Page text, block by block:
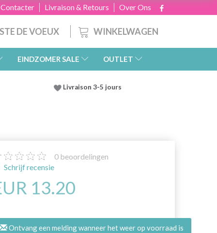
Over Ons
Livraison & Retours
WINKELWAGEN
DE VOEUX
EINDZOMER SALE OUTLET
Livraison 3-5 jours
0 beoordelingen
Schrijf recensie
13.20
Ontvang een melding wanneer het weer op voorraad is